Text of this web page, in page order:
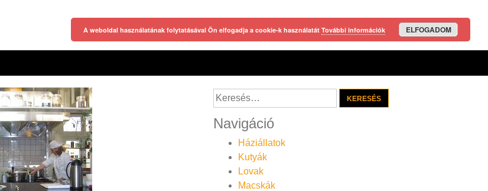
Keresés:
Navigáció
Háziállatok
Kutyák
Lovak
Macskák
A weboldal használatának folytatásával Ön elfogadja a cookie-k használatát További információk ELFOGADOM